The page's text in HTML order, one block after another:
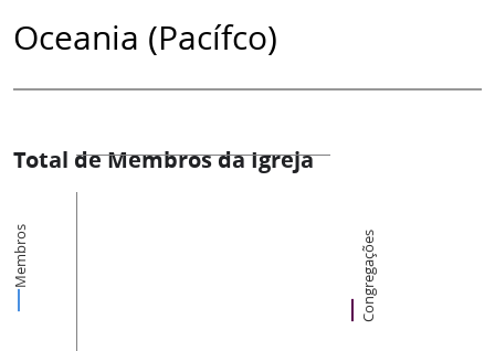
Oceania (Pacífco)
Total de Membros da Igreja
Membros Congregações